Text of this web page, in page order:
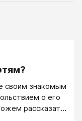
своим знакомым
о его
рассказать